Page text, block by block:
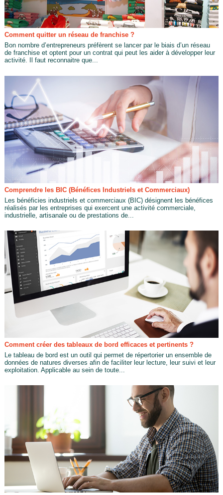
Comment quitter un réseau de franchise ?
Bon nombre d’entrepreneurs préfèrent se lancer par le biais d’un réseau
de franchise et optent pour un contrat qui peut les aider à développer leur
activité. Il faut reconnaitre que...
Comprendre les BIC (Bénéfices Industriels et Commerciaux)
Les bénéficies industriels et commerciaux (BIC) désignent les bénéfices
réalisés par les entreprises qui exercent une activité commerciale,
industrielle, artisanale ou de prestations de...
Comment créer des tableaux de bord efficaces et pertinents ?
Le tableau de bord est un outil qui permet de répertorier un ensemble de
données de natures diverses afin de faciliter leur lecture, leur suivi et leur
exploitation. Applicable au sein de toute...